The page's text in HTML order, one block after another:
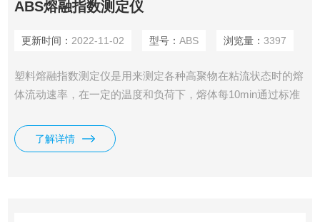
ABS熔融指数测定仪
更新时间： 2022-11-02 型号： ABS 浏览量： 3397
塑料熔融指数测定仪是用来测定各种高聚物在粘流状态时的熔
体流动速率，在一定的温度和负荷下，熔体每10min通过标准
温度较高的聚碳酸脂、聚芳砜、氟塑料、尼龙等工程塑料，也
适用于聚乙烯、聚苯乙烯、聚丙烯、ABS树脂、聚甲醛树脂等
了解详情